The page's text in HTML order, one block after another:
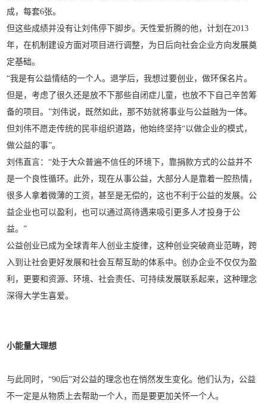
成，每套6张。
但这些成绩并没有让刘伟停下脚步。天性爱折腾的他，计划在2013
年，在机制建设方面对项目进行调整，为日后向社会企业方向发展奠
定基础。
“我是有公益情结的一个人。退学后，我想过要创业，做环保名片。
但是，考虑了很久还是放不下那些自闭症儿童，也放不下自己辛苦筹
备的项目。”刘伟说，既然如此，那不妨就将事业与公益融为一体。
但刘伟不愿走传统的民非组织道路，他始终坚持“以做企业的模式，
做公益的事”。
刘伟直言：“处于大众普遍不信任的环境下，靠捐款方式的公益并不
是一个良性循环。此外，现在从事公益，大部分人是靠着一腔热情，
很多人拿着微薄的工资，甚至是无偿的，这也不利于公益的发展。公
益企业也可以盈利，也可以通过高待遇来吸引更多人才投身于公
益。”
公益创业已成为全球青年人创业主旋律，这种创业突破商业范畴，跨
入到让社会更好发展和社会互帮互助的体系中。创办企业不仅仅为盈
利，更要和资源、环境、社会责任、可持续发展联系起来，这种理念
深得大学生喜爱。
小能量大理想
与此同时，“90后”对公益的理念也在悄然发生变化。他们认为，公益
不一定是从物质上去帮助一个人，而是要更加关怀一个人。